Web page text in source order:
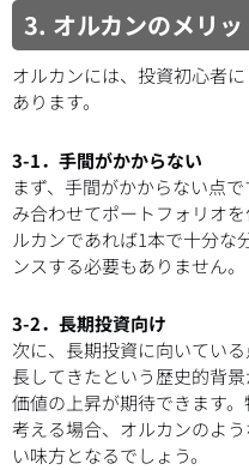
3. オルカンのメリ
オルカンには、投資初心者
あります。
3-1．手間がかからない
まず、手間がかからない点
み合わせてポートフォリオ
ルカンであれば1本で十分な
ンスする必要もありません。
3-2．長期投資向け
次に、長期投資に向いてい
長してきたという歴史的背
価値の上昇が期待できます
考える場合、オルカンのよ
い味方となるでしょう。